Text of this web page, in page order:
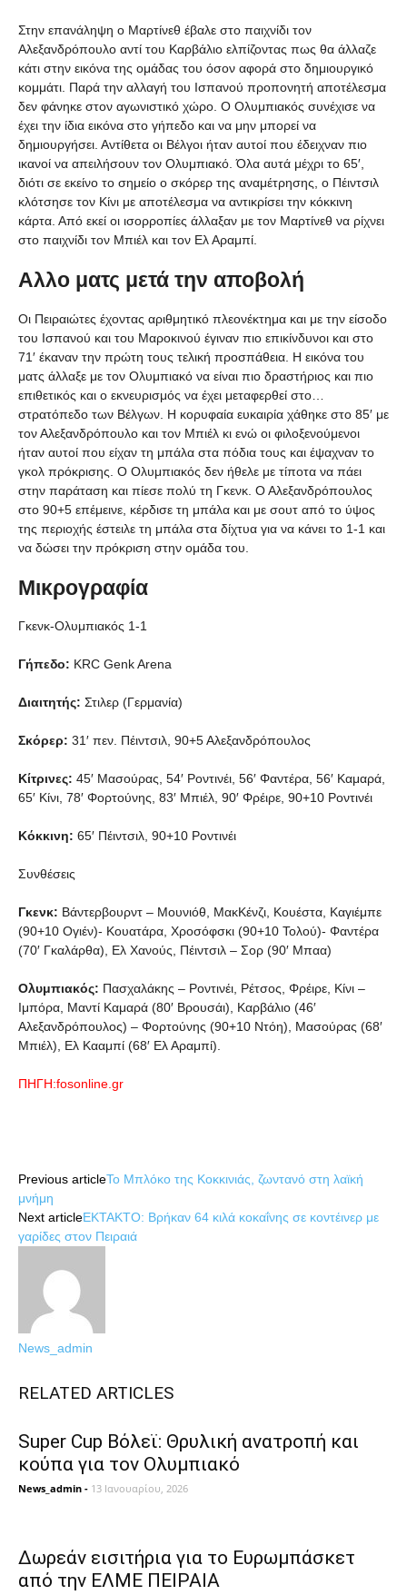
Στην επανάληψη ο Μαρτίνεθ έβαλε στο παιχνίδι τον
Αλεξανδρόπουλο αντί του Καρβάλιο ελπίζοντας πως θα άλλαζε
κάτι στην εικόνα της ομάδας του όσον αφορά στο δημιουργικό
κομμάτι. Παρά την αλλαγή του Ισπανού προπονητή αποτέλεσμα
δεν φάνηκε στον αγωνιστικό χώρο. Ο Ολυμπιακός συνέχισε να
έχει την ίδια εικόνα στο γήπεδο και να μην μπορεί να
δημιουργήσει. Αντίθετα οι Βέλγοι ήταν αυτοί που έδειχναν πιο
ικανοί να απειλήσουν τον Ολυμπιακό. Όλα αυτά μέχρι το 65′,
διότι σε εκείνο το σημείο ο σκόρερ της αναμέτρησης, ο Πέιντσιλ
κλότσησε τον Κίνι με αποτέλεσμα να αντικρίσει την κόκκινη
κάρτα. Από εκεί οι ισορροπίες άλλαξαν με τον Μαρτίνεθ να ρίχνει
στο παιχνίδι τον Μπιέλ και τον Ελ Αραμπί.
Αλλο ματς μετά την αποβολή
Οι Πειραιώτες έχοντας αριθμητικό πλεονέκτημα και με την είσοδο
του Ισπανού και του Μαροκινού έγιναν πιο επικίνδυνοι και στο
71′ έκαναν την πρώτη τους τελική προσπάθεια. Η εικόνα του
ματς άλλαξε με τον Ολυμπιακό να είναι πιο δραστήριος και πιο
επιθετικός και ο εκνευρισμός να έχει μεταφερθεί στο…
στρατόπεδο των Βέλγων. Η κορυφαία ευκαιρία χάθηκε στο 85′ με
τον Αλεξανδρόπουλο και τον Μπιέλ κι ενώ οι φιλοξενούμενοι
ήταν αυτοί που είχαν τη μπάλα στα πόδια τους και έψαχναν το
γκολ πρόκρισης. Ο Ολυμπιακός δεν ήθελε με τίποτα να πάει
στην παράταση και πίεσε πολύ τη Γκενκ. Ο Αλεξανδρόπουλος
στο 90+5 επέμεινε, κέρδισε τη μπάλα και με σουτ από το ύψος
της περιοχής έστειλε τη μπάλα στα δίχτυα για να κάνει το 1-1 και
να δώσει την πρόκριση στην ομάδα του.
Μικρογραφία
Γκενκ-Ολυμπιακός 1-1
Γήπεδο: KRC Genk Arena
Διαιτητής: Στιλερ (Γερμανία)
Σκόρερ: 31′ πεν. Πέιντσιλ, 90+5 Αλεξανδρόπουλος
Κίτρινες: 45′ Μασούρας, 54′ Ροντινέι, 56′ Φαντέρα, 56′ Καμαρά,
65′ Κίνι, 78′ Φορτούνης, 83′ Μπιέλ, 90′ Φρέιρε, 90+10 Ροντινέι
Κόκκινη: 65′ Πέιντσιλ, 90+10 Ροντινέι
Συνθέσεις
Γκενκ: Βάντερβουρντ – Μουνιόθ, ΜακΚένζι, Κουέστα, Καγιέμπε
(90+10 Ογιέν)- Κουατάρα, Χροσόφσκι (90+10 Τολού)- Φαντέρα
(70′ Γκαλάρθα), Ελ Χανούς, Πέιντσιλ – Σορ (90′ Μπαα)
Ολυμπιακός: Πασχαλάκης – Ροντινέι, Ρέτσος, Φρέιρε, Κίνι –
Ιμπόρα, Μαντί Καμαρά (80′ Βρουσάι), Καρβάλιο (46′
Αλεξανδρόπουλος) – Φορτούνης (90+10 Ντόη), Μασούρας (68′
Μπιέλ), Ελ Κααμπί (68′ Ελ Αραμπί).
ΠΗΓΗ:fosonline.gr
Previous articleΤο Μπλόκο της Κοκκινιάς, ζωντανό στη λαϊκή
μνήμη
Next articleΕΚΤΑΚΤΟ: Βρήκαν 64 κιλά κοκαΐνης σε κοντέινερ με
γαρίδες στον Πειραιά
News_admin
RELATED ARTICLES
Super Cup Βόλεϊ: Θρυλική ανατροπή και
κούπα για τον Ολυμπιακό
News_admin - 13 Ιανουαρίου, 2026
Δωρεάν εισιτήρια για το Ευρωμπάσκετ
από την ΕΛΜΕ ΠΕΙΡΑΙΑ